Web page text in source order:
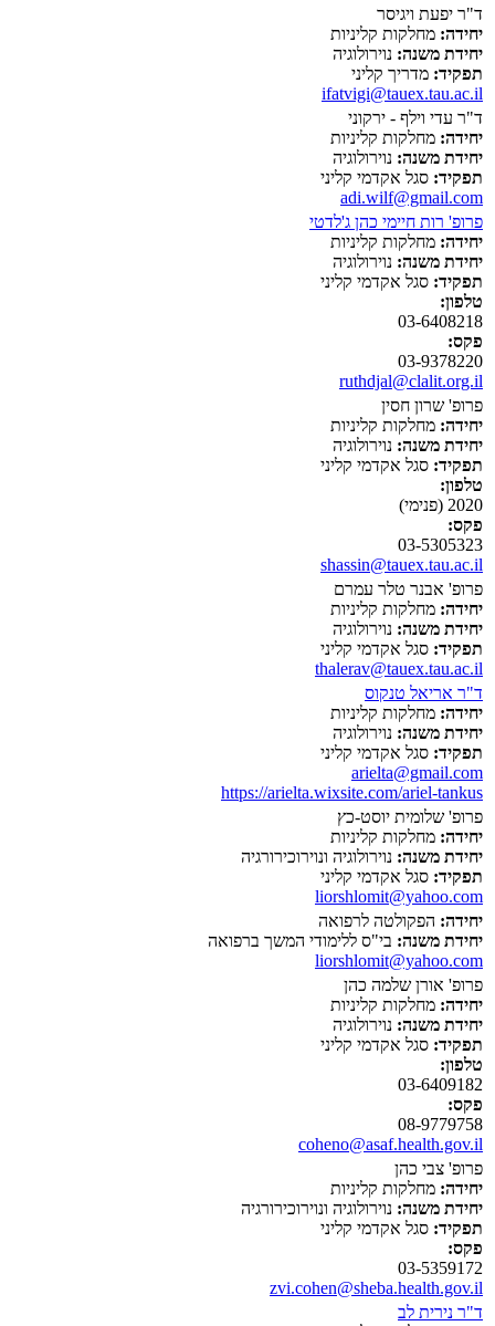
ד"ר יפעת ויגיסר
יחידה: מחלקות קליניות
יחידת משנה: נוירולוגיה
תפקיד: מדריך קליני
ifatvigi@tauex.tau.ac.il
ד"ר עדי וילף - ירקוני
יחידה: מחלקות קליניות
יחידת משנה: נוירולוגיה
תפקיד: סגל אקדמי קליני
adi.wilf@gmail.com
פרופ' רות חיימי כהן ג'לדטי
יחידה: מחלקות קליניות
יחידת משנה: נוירולוגיה
תפקיד: סגל אקדמי קליני
טלפון:
03-6408218
פקס:
03-9378220
ruthdjal@clalit.org.il
פרופ' שרון חסין
יחידה: מחלקות קליניות
יחידת משנה: נוירולוגיה
תפקיד: סגל אקדמי קליני
טלפון:
2020 (פנימי)
פקס:
03-5305323
shassin@tauex.tau.ac.il
פרופ' אבנר טלר עמרם
יחידה: מחלקות קליניות
יחידת משנה: נוירולוגיה
תפקיד: סגל אקדמי קליני
thalerav@tauex.tau.ac.il
ד"ר אריאל טנקוס
יחידה: מחלקות קליניות
יחידת משנה: נוירולוגיה
תפקיד: סגל אקדמי קליני
arielta@gmail.com
https://arielta.wixsite.com/ariel-tankus
פרופ' שלומית יוסט-כץ
יחידה: מחלקות קליניות
יחידת משנה: נוירולוגיה ונוירוכירורגיה
תפקיד: סגל אקדמי קליני
liorshlomit@yahoo.com
יחידה: הפקולטה לרפואה
יחידת משנה: בי"ס ללימודי המשך ברפואה
liorshlomit@yahoo.com
פרופ' אורן שלמה כהן
יחידה: מחלקות קליניות
יחידת משנה: נוירולוגיה
תפקיד: סגל אקדמי קליני
טלפון:
03-6409182
פקס:
08-9779758
coheno@asaf.health.gov.il
פרופ' צבי כהן
יחידה: מחלקות קליניות
יחידת משנה: נוירולוגיה ונוירוכירורגיה
תפקיד: סגל אקדמי קליני
פקס:
03-5359172
zvi.cohen@sheba.health.gov.il
ד"ר נירית לב